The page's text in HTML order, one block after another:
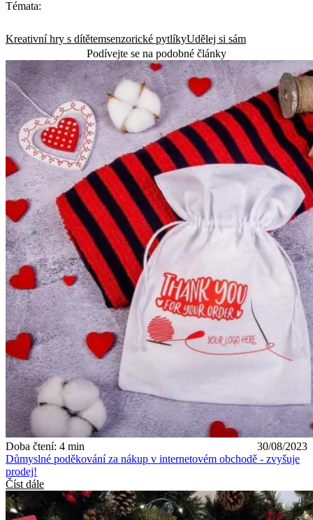
Témata:
Kreativní hry s dítětemsenzorické pytlíkyUdělej si sám
Podívejte se na podobné články
Doba čtení: 4 min
30/08/2023
Důmyslné poděkování za nákup v internetovém obchodě - zvyšuje
prodej!
Číst dále